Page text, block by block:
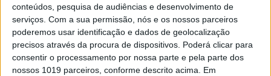
conteúdos, pesquisa de audiências e desenvolvimento de
serviços. Com a sua permissão, nós e os nossos parceiros
poderemos usar identificação e dados de geolocalização
precisos através da procura de dispositivos. Poderá clicar para
consentir o processamento por nossa parte e pela parte dos
nossos 1019 parceiros, conforme descrito acima. Em
PASSWORD